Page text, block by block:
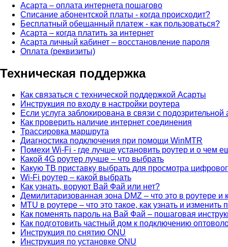
Асарта – оплата интернета пошагово
Списание абонентской платы - когда происходит?
Бесплатный обещанный платеж - как пользоваться?
Асарта – когда платить за интернет
Асарта личный кабинет – восстановление пароля
Оплата (реквизиты)
Техническая поддержка
Как связаться с технической поддержкой Асарты
Инструкция по входу в настройки роутера
Если услуга заблокирована в связи с подозрительной
Как проверить наличие интернет соединения
Трассировка маршрута
Диагностика подключения при помощи WinMTR
Помехи Wi-Fi - где лучше установить роутер и о чем
Какой 4G роутер лучше – что выбрать
Какую ТВ приставку выбрать для просмотра
Wi-Fi роутер – какой выбрать
Как узнать, воруют Вай Фай или нет?
Демилитаризованная зона DMZ – что это в роутере и
MTU в роутере – что это такое, как узнать и
Как поменять пароль на Вай Фай – пошаговая
Как подготовить частный дом к подключению
Инструкция по снятию ONU
Инструкция по установке ONU